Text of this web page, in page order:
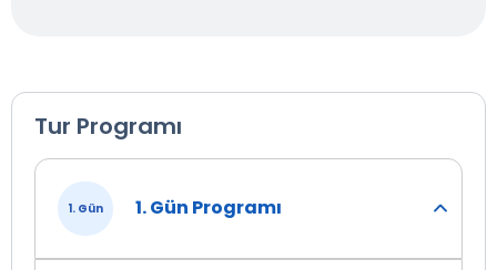
Tur Programı
1. Gün 1. Gün Programı